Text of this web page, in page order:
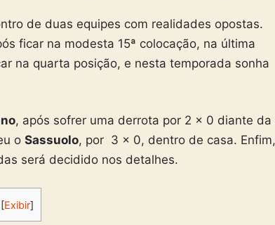
de duas equipes com realidades opostas.
ficar na modesta 15ª colocação, na última
na quarta posição, e nesta temporada sonha
, após sofrer uma derrota por 2 x 0 diante da
o Sassuolo, por 3 x 0, dentro de casa. Enfim,
será decidido nos detalhes.
[Exibir]